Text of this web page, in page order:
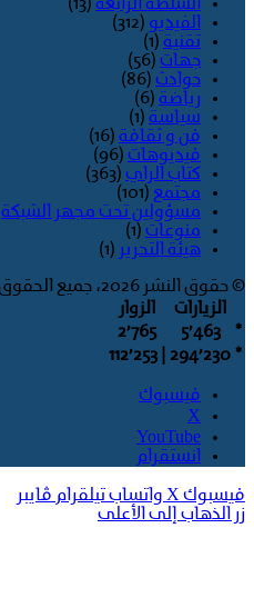
السلطة الرابعة (13)
الفيديو (312)
تقنية (1)
جهات (56)
حوادث (86)
رياضة (6)
سياسة (1)
فن و ثقافة (16)
فيديوهات (96)
كتاب الراي (363)
مجتمع (101)
مسؤولين تحت مجهر الشبكة
منوعات (1)
هيئة التحرير (1)
© حقوق النشر 2026، جميع الحقوق محفوظة |
الزيارات
الزوار
*
5٬463
2٬765
* 294٬230
فيسبوك
‫X
‫YouTube
انستقرام
فيسبوك‫X واتساب تيلقرام ڤايبر
زر الذهاب إلى الأعلى